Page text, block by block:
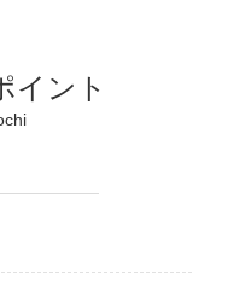
イント